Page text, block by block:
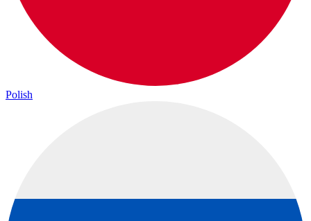
Polish